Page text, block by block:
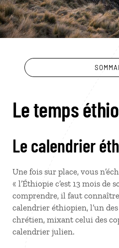
Le temps
Le calendrier
Une fois sur place, vous
« l’Éthiopie c’est 13 mois de
comprendre, il faut
calendrier éthiopien, l’un
chrétien, mixant celui des
calendrier julien.